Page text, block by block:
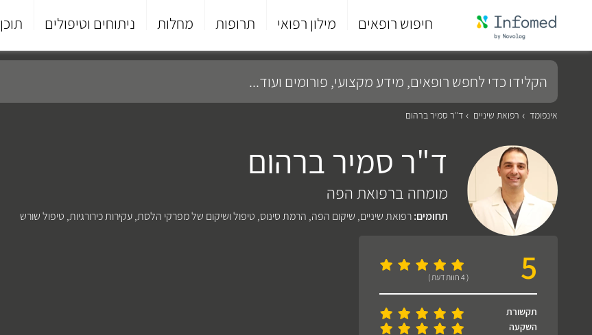
חיפוש רופאים מילון רפואי תרופות מחלות ניתוחים וטיפולים תוכן
סוף
התפריט
הקלידו
כדי
לחפש
רופאים,
מידע
ועוד...
אינפומד רפואת שיניים ד"ר סמיר ברהום
ד"ר סמיר ברהום
מומחה ברפואת הפה
תחומים:רפואת שיניים, שיקום הפה, הרמת סינוס, טיפול ושיקום של מפרקי הלסת,עקירות כירורגיות, טיפול שורש
5 ( 4 חוות דעת )
תקשורת
השקעה